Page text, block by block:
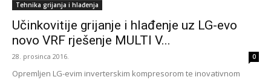
Tehnika grijanja i hlađenja
Učinkovitije grijanje i hlađenje uz LG-evo
novo VRF rješenje MULTI V...
28. prosinca 2016. 0
Opremljen LG-evim inverterskim kompresorom te inovativnom